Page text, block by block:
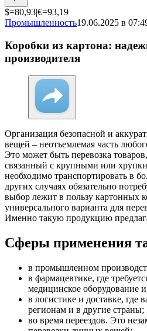
$=80,93|€=93,19
Промышленность19.06.2025 в
Коробки из картона:
производителя
Организация безопасной и
вещей – неотъемлемая часть
Это может быть перевозка
связанный с крупными или
необходимо транспортировать в
других случаях обязательно
выбор лежит в пользу картонных
универсального варианта для
Именно такую продукцию
Сферы применения
в промышленном
в фармацевтике, где
медицинское оборудование
в логистике и доставке, где
регионам и в другие страны;
во время переездов. Это